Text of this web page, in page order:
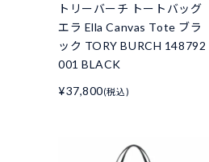
トリーバーチ トートバッグ
エラ Ella Canvas Tote ブラ
ック TORY BURCH 148792
001 BLACK
¥37,800(税込)